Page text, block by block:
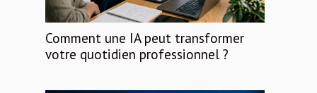
Comment une IA peut transformer
votre quotidien professionnel ?